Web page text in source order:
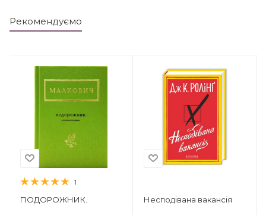
Рекомендуємо
1
ПОДОРОЖНИК. Несподівана вакансія